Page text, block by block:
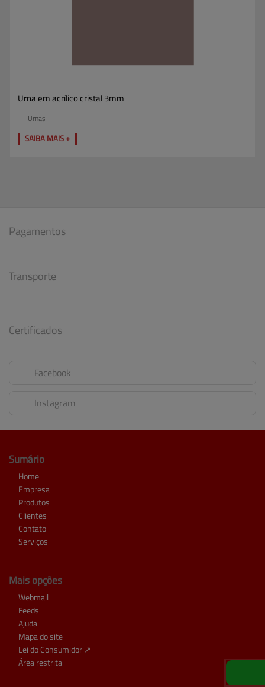
Urna em acrílico cristal 3mm
Urnas
SAIBA MAIS +
Pagamentos
Transporte
Certificados
Facebook
Instagram
Sumário
Home
Empresa
Produtos
Clientes
Contato
Serviços
Mais opções
Webmail
Feeds
Ajuda
Mapa do site
Lei do Consumidor ↗
Área restrita